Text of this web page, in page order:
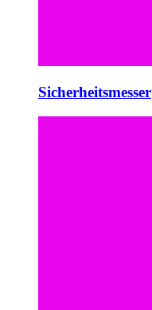
Sicherheitsmesser